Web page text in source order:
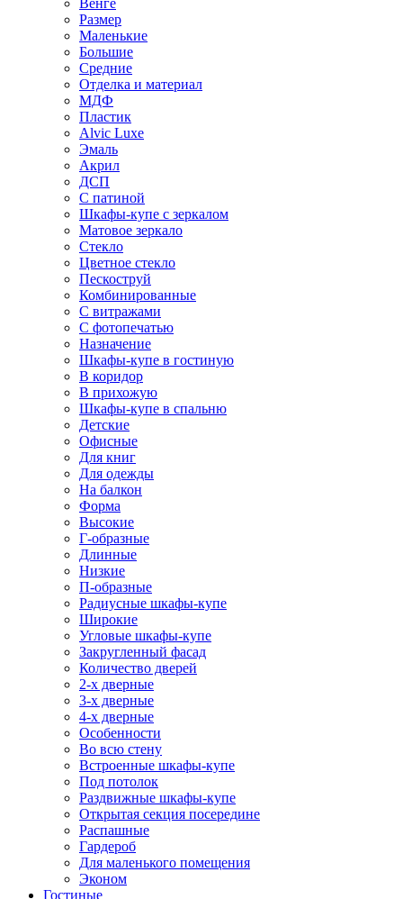
Венге
Размер
Маленькие
Большие
Средние
Отделка и материал
МДФ
Пластик
Alvic Luxe
Эмаль
Акрил
ДСП
С патиной
Шкафы-купе с зеркалом
Матовое зеркало
Стекло
Цветное стекло
Пескоструй
Комбинированные
С витражами
С фотопечатью
Назначение
Шкафы-купе в гостиную
В коридор
В прихожую
Шкафы-купе в спальню
Детские
Офисные
Для книг
Для одежды
На балкон
Форма
Высокие
Г-образные
Длинные
Низкие
П-образные
Радиусные шкафы-купе
Широкие
Угловые шкафы-купе
Закругленный фасад
Количество дверей
2-х дверные
3-х дверные
4-х дверные
Особенности
Во всю стену
Встроенные шкафы-купе
Под потолок
Раздвижные шкафы-купе
Открытая секция посередине
Распашные
Гардероб
Для маленького помещения
Эконом
Гостиные